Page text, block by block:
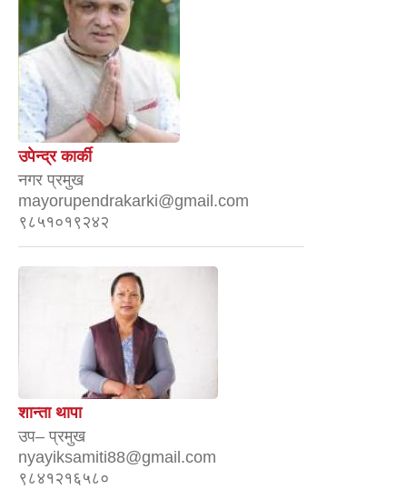
उपेन्द्र कार्की
नगर प्रमुख
mayorupendrakarki@gmail.com
९८५१०१९२४२
शान्ता थापा
उप– प्रमुख
nyayiksamiti88@gmail.com
९८४१२१६५८०